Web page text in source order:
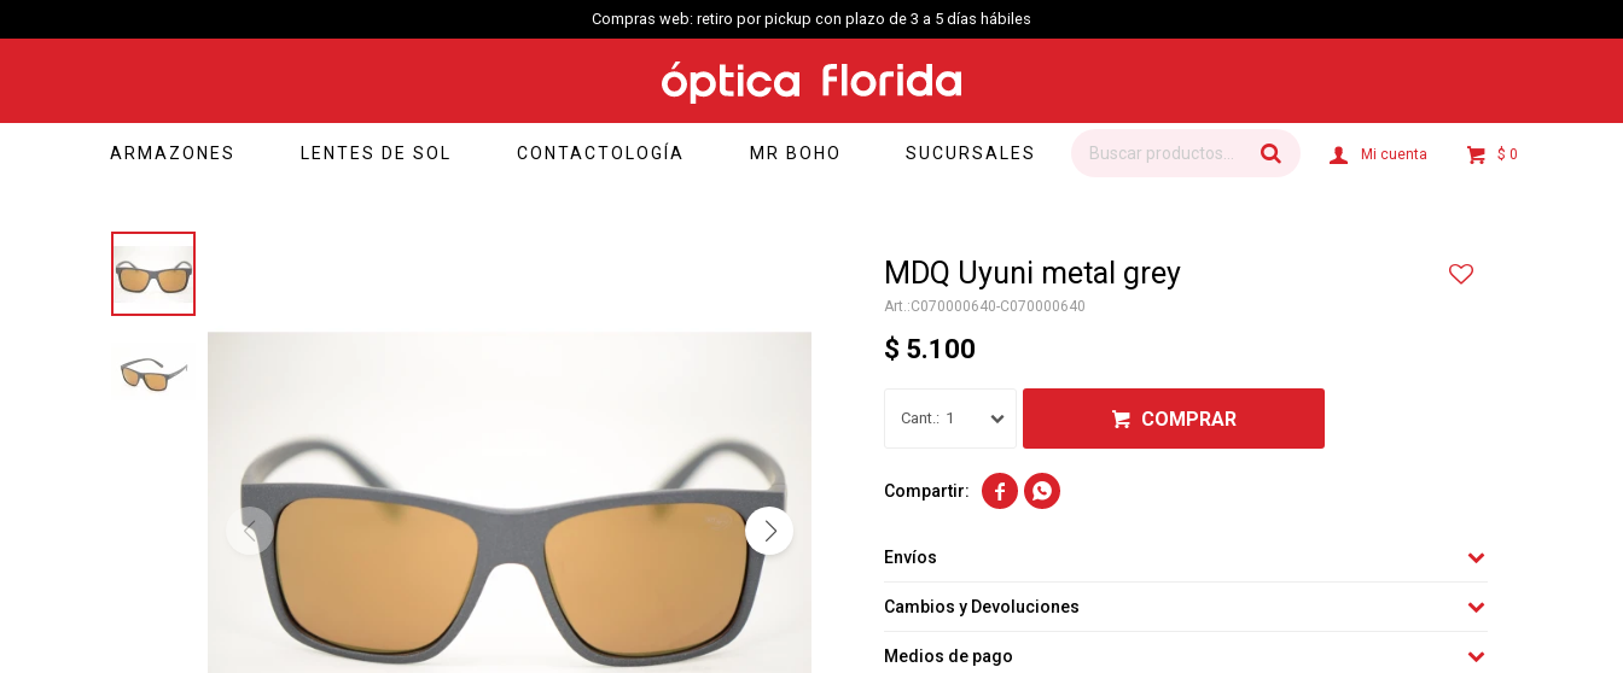
Compras web: retiro por pickup con plazo de 3 a 5 días hábiles
ARMAZONES LENTES DE SOL CONTACTOLOGÍA MR BOHO SUCURSALES $ 0
MDQ Uyuni metal grey
C070000640-C070000640
$ 5.100
1 COMPRAR
 
Envíos
Cambios y Devoluciones
Medios de pago